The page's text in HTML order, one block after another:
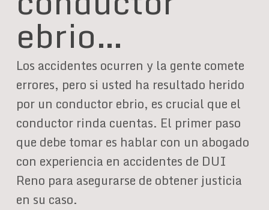
ebrio…
Los accidentes ocurren y la gente comete
errores, pero si usted ha resultado herido
por un conductor ebrio, es crucial que el
conductor rinda cuentas. El primer paso
que debe tomar es hablar con un abogado
con experiencia en accidentes de DUI
Reno para asegurarse de obtener justicia
en su caso.